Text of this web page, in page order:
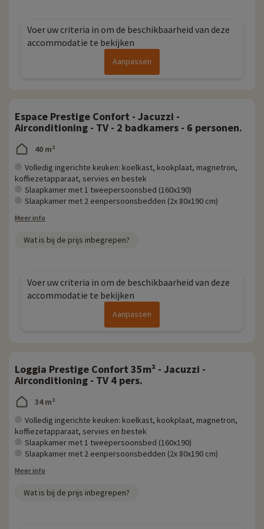
Voer uw criteria in om de beschikbaarheid van deze
accommodatie te bekijken
Aanpassen
Espace Prestige Confort - Jacuzzi -
Airconditioning - TV - 2 badkamers - 6 personen.
40 m²
Volledig ingerichte keuken: koelkast, kookplaat, magnetron,
koffiezetapparaat, servies en bestek
Slaapkamer met 1 tweepersoonsbed (160x190)
Slaapkamer met 2 eenpersoonsbedden (2x 80x190 cm)
Meer info
Wat is bij de prijs inbegrepen?
Voer uw criteria in om de beschikbaarheid van deze
accommodatie te bekijken
Aanpassen
Loggia Prestige Confort 35m² - Jacuzzi -
Airconditioning - TV 4 pers.
34 m²
Volledig ingerichte keuken: koelkast, kookplaat, magnetron,
koffiezetapparaat, servies en bestek
Slaapkamer met 1 tweepersoonsbed (160x190)
Slaapkamer met 2 eenpersoonsbedden (2x 80x190 cm)
Meer info
Wat is bij de prijs inbegrepen?